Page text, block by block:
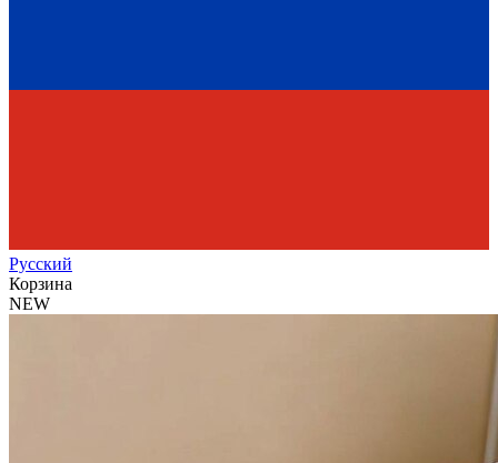
Русский
Корзина
NEW